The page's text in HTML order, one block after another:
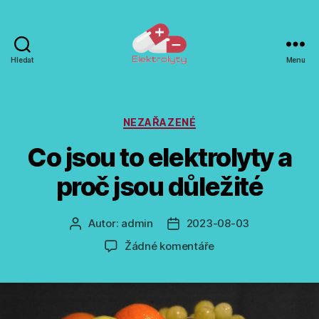
Hledat
výživy
Menu
Rubriky
NEZAŘAZENÉ
Co jsou to elektrolyty a
proč jsou důležité
Autor
příspěvku
Autor: admin
Datum
příspěvku
2023-08-03
Žádné komentářeu
Co